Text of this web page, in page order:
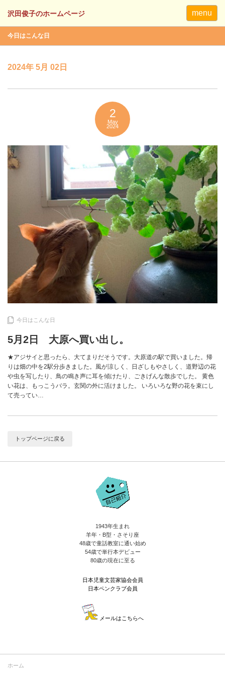
menu
今日はこんな日
2024年 5月 02日
2
May
2024
今日はこんな日
5月2日 大原へ買い出し。
★アジサイと思ったら、大てまりだそうです。大原道の駅で買いました。帰
りは畑の中を2駅分歩きました。風が涼しく、日ざしもやさしく、道野辺の花
や虫を写したり、鳥の鳴き声に耳を傾けたり、ごきげんな散歩でした。 黄色
い花は、もっこうバラ。玄関の外に活けました。 いろいろな野の花を束にし
て売ってい…
トップページに戻る
1943年生まれ
羊年・B型・さそり座
48歳で童話教室に通い始め
54歳で単行本デビュー
80歳の現在に至る
日本児童文芸家協会会員
日本ペンクラブ会員
メールはこちらへ
ホーム